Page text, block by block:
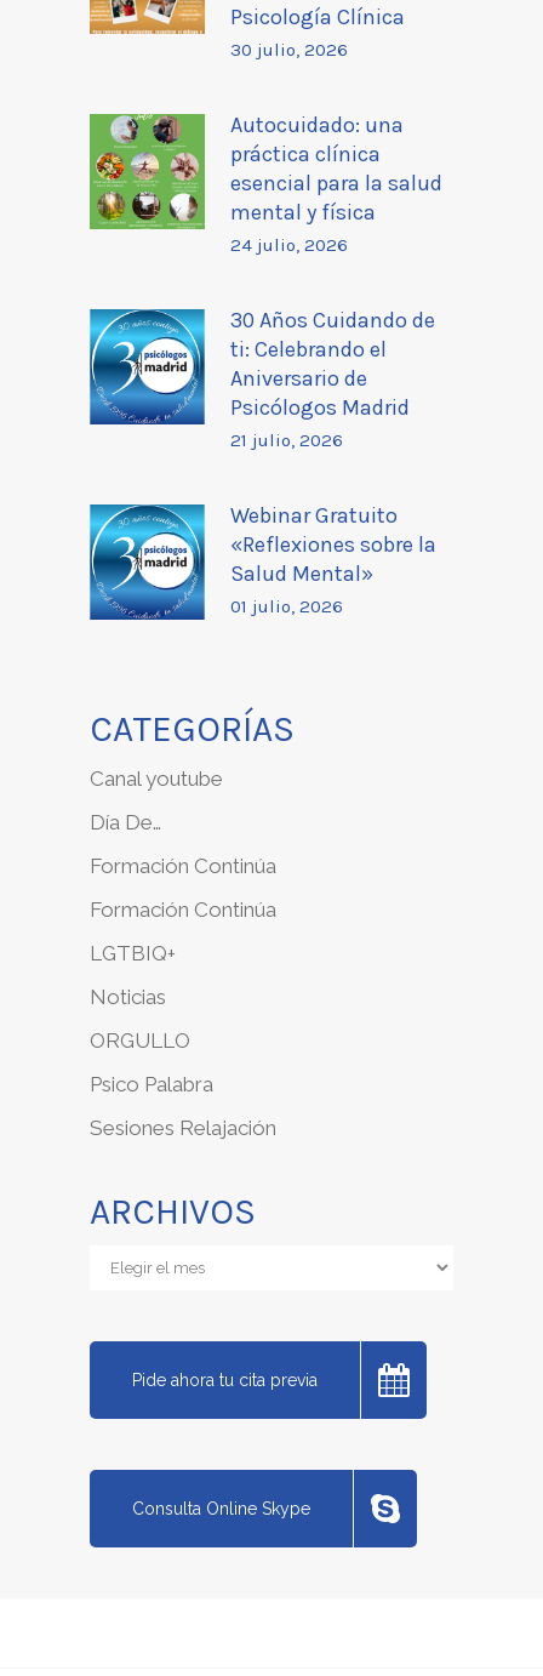
Psicología Clínica
30 julio, 2026
Autocuidado: una
práctica clínica
esencial para la salud
mental y física
24 julio, 2026
30 Años Cuidando de
ti: Celebrando el
Aniversario de
Psicólogos Madrid
21 julio, 2026
Webinar Gratuito
«Reflexiones sobre la
Salud Mental»
01 julio, 2026
CATEGORÍAS
Canal youtube
Día De…
Formación Continúa
Formación Continúa
LGTBIQ+
Noticias
ORGULLO
Psico Palabra
Sesiones Relajación
ARCHIVOS
Archivos
Pide ahora tu cita previa
Consulta Online Skype